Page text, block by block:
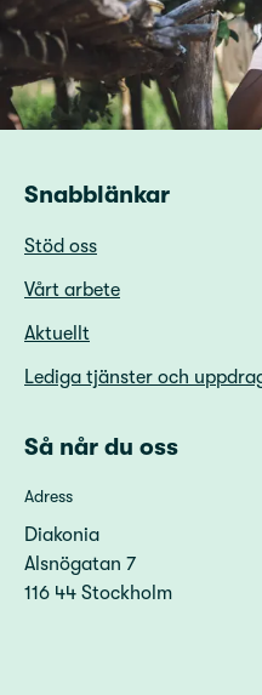
Snabblänkar
Stöd oss
Vårt arbete
Aktuellt
Lediga tjänster och
Så når du oss
Adress
Diakonia
Alsnögatan 7
116 44 Stockholm